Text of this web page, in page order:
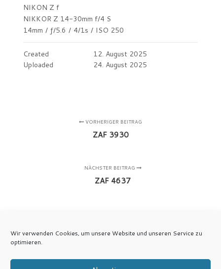
Wir verwenden Cookies, um unsere Website und unseren Service zu
optimieren.
NIKON Z f
NIKKOR Z 14-30mm f/4 S
14mm / ƒ/5.6 / 4/1s / ISO 250
Created
12. August 2025
Uploaded
24. August 2025
VORHERIGER BEITRAG
ZAF 3930
NÄCHSTER BEITRAG
ZAF 4637